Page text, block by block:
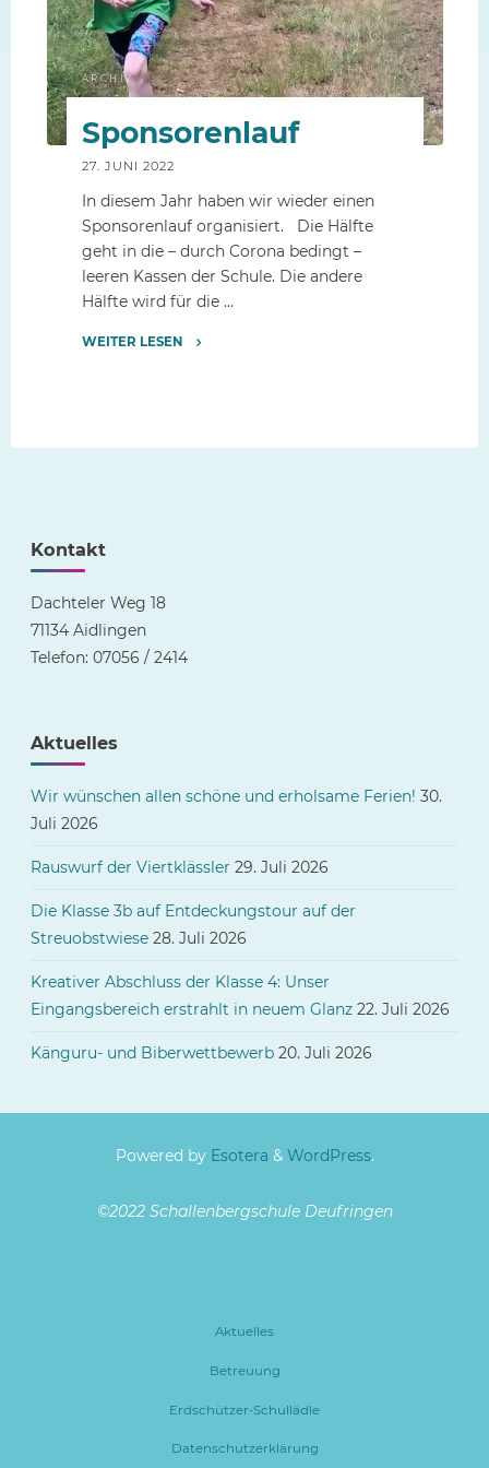
ARCHIV
Sponsorenlauf
27. JUNI 2022
In diesem Jahr haben wir wieder einen
Sponsorenlauf organisiert. Die Hälfte
geht in die – durch Corona bedingt –
leeren Kassen der Schule. Die andere
Hälfte wird für die …
WEITER LESEN
Kontakt
Dachteler Weg 18
71134 Aidlingen
Telefon: 07056 / 2414
Aktuelles
Wir wünschen allen schöne und erholsame Ferien! 30.
Juli 2026
Rauswurf der Viertklässler 29. Juli 2026
Die Klasse 3b auf Entdeckungstour auf der
Streuobstwiese 28. Juli 2026
Kreativer Abschluss der Klasse 4: Unser
Eingangsbereich erstrahlt in neuem Glanz 22. Juli 2026
Känguru- und Biberwettbewerb 20. Juli 2026
Powered byEsotera & WordPress.
©2022 Schallenbergschule Deufringen
Aktuelles
Betreuung
Erdschützer-Schullädle
Datenschutzerklärung